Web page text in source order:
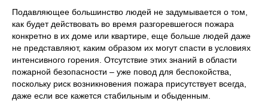
Подавляющее большинство людей не задумывается о том,
как будет действовать во время разгоревшегося пожара
конкретно в их доме или квартире, еще больше людей даже
не представляют, каким образом их могут спасти в условиях
интенсивного горения. Отсутствие этих знаний в области
пожарной безопасности – уже повод для беспокойства,
поскольку риск возникновения пожара присутствует всегда,
даже если все кажется стабильным и обыденным.